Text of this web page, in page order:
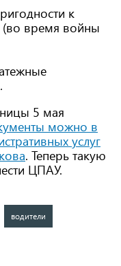
к
время войны
5 мая
можно в
услуг
. Теперь такую
ЦПАУ.
водители